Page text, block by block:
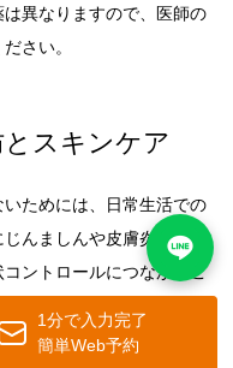
異なりますので、医師の
さい。
スキンケア
ためには、日常生活での
んましんや皮膚炎の傾向
ントロールにつながるこ
1分で入力完了
簡単Web予約